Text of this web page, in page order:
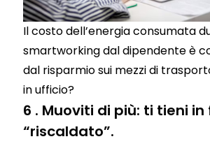
Il costo dell’energia consumata
smartworking dal dipendente è
dal risparmio sui mezzi di
in ufficio?
6 . Muoviti di più: ti tieni
“riscaldato”.